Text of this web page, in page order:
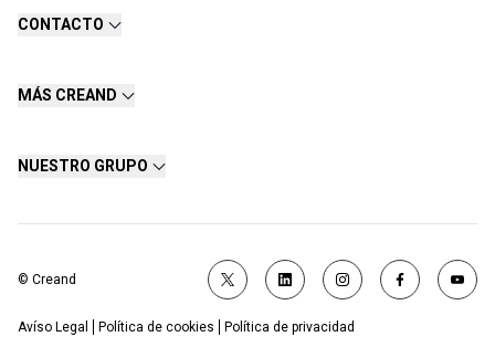
CONTACTO
MÁS CREAND
NUESTRO GRUPO
© Creand
Avíso Legal Política de cookies Política de privacidad